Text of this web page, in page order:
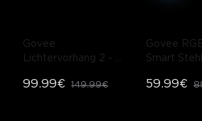
Govee
Lichtervorhang 2 -
99.99€ 149.99€
Govee
Smart
(Matter-
59.99€